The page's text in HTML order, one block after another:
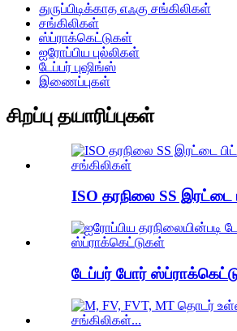
துருப்பிடிக்காத எஃகு சங்கிலிகள்
சங்கிலிகள்
ஸ்ப்ராக்கெட்டுகள்
ஐரோப்பிய புல்லிகள்
டேப்பர் புஷிங்ஸ்
இணைப்புகள்
சிறப்பு தயாரிப்புகள்
ISO தரநிலை SS இரட்டை
டேப்பர் போர்